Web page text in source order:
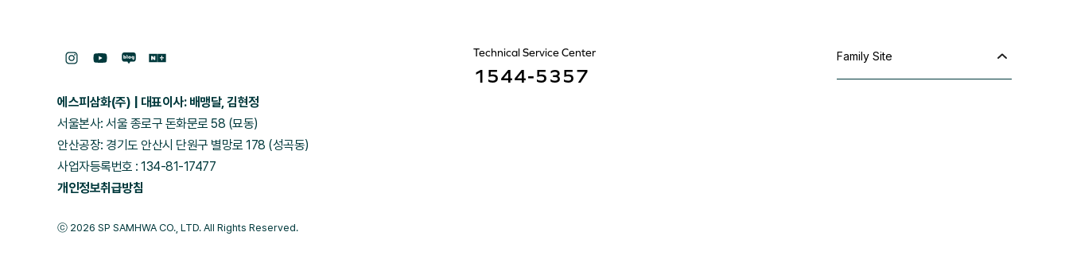
에스피삼화(주)
대표이사: 배맹달, 김현정
서울본사: 서울 종로구 돈화문로 58 (묘동)
안산공장: 경기도 안산시 단원구 별망로 178 (성곡동)
사업자등록번호 : 134-81-17477
개인정보취급방침
Technical Service Center
1544-5357
Family Site
ⓒ 2026 SP SAMHWA CO., LTD. All Rights Reserved.